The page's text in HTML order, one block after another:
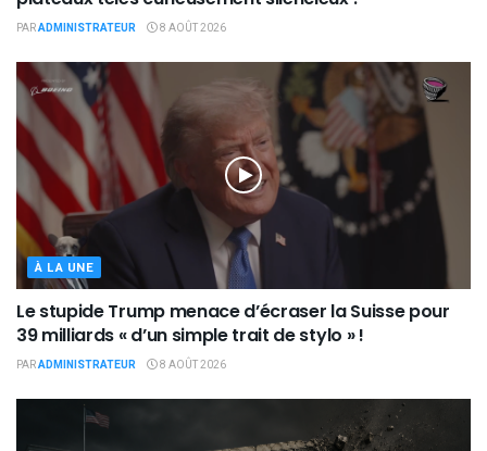
PARADMINISTRATEUR 8 AOÛT 2026
À LA UNE
Le stupide Trump menace d’écraser la Suisse pour
39 milliards « d’un simple trait de stylo » !
PARADMINISTRATEUR 8 AOÛT 2026